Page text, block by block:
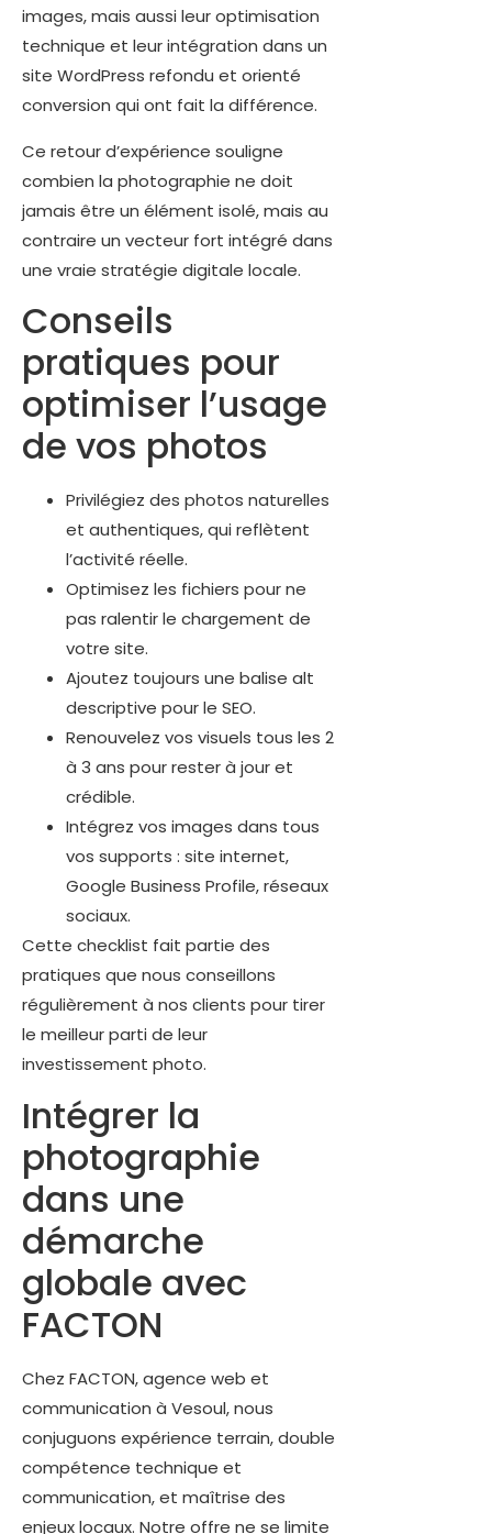
images, mais aussi leur optimisation
technique et leur intégration dans un
site WordPress refondu et orienté
conversion qui ont fait la différence.
Ce retour d’expérience souligne
combien la photographie ne doit
jamais être un élément isolé, mais au
contraire un vecteur fort intégré dans
une vraie stratégie digitale locale.
Conseils
pratiques pour
optimiser l’usage
de vos photos
Privilégiez des photos naturelles
et authentiques, qui reflètent
l’activité réelle.
Optimisez les fichiers pour ne
pas ralentir le chargement de
votre site.
Ajoutez toujours une balise alt
descriptive pour le SEO.
Renouvelez vos visuels tous les 2
à 3 ans pour rester à jour et
crédible.
Intégrez vos images dans tous
vos supports : site internet,
Google Business Profile, réseaux
sociaux.
Cette checklist fait partie des
pratiques que nous conseillons
régulièrement à nos clients pour tirer
le meilleur parti de leur
investissement photo.
Intégrer la
photographie
dans une
démarche
globale avec
FACTON
Chez FACTON, agence web et
communication à Vesoul, nous
conjuguons expérience terrain, double
compétence technique et
communication, et maîtrise des
enjeux locaux. Notre offre ne se limite